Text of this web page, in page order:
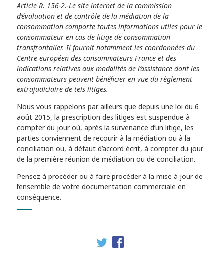
Article R. 156-2.-Le site internet de la commission
d’évaluation et de contrôle de la médiation de la
consommation comporte toutes informations utiles pour le
consommateur en cas de litige de consommation
transfrontalier. Il fournit notamment les coordonnées du
Centre européen des consommateurs France et des
indications relatives aux modalités de l’assistance dont les
consommateurs peuvent bénéficier en vue du règlement
extrajudiciaire de tels litiges.
Nous vous rappelons par ailleurs que depuis une loi du 6
août 2015, la prescription des litiges est suspendue à
compter du jour où, après la survenance d’un litige, les
parties conviennent de recourir à la médiation ou à la
conciliation ou, à défaut d’accord écrit, à compter du jour
de la première réunion de médiation ou de conciliation.
Pensez à procéder ou à faire procéder à la mise à jour de
l’ensemble de votre documentation commerciale en
conséquence.